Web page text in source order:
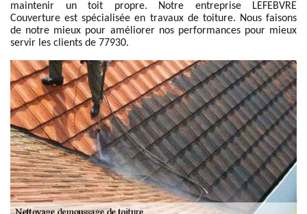
maintenir un toit propre. Notre entreprise LEFEBVRE
Couverture est spécialisée en travaux de toiture. Nous faisons
de notre mieux pour améliorer nos performances pour mieux
servir les clients de 77930.